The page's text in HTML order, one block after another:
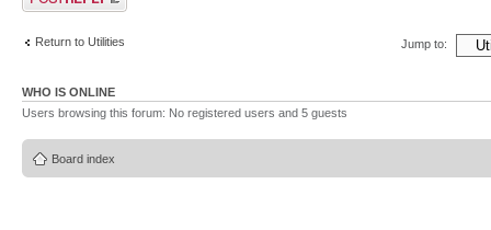
Return to Utilities Jump to:
WHO IS ONLINE
Users browsing this forum: No registered users and 5 guests
Board index